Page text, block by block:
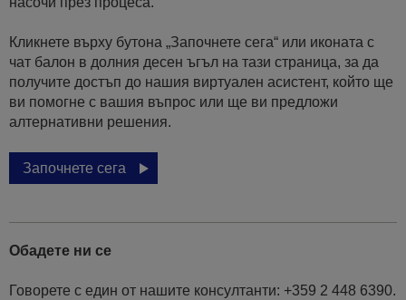
Кликнете върху бутона „Започнете сега“ или иконата с
чат балон в долния десен ъгъл на тази страница, за да
получите достъп до нашия виртуален асистент, който ще
ви помогне с вашия въпрос или ще ви предложи
алтернативни решения.
Започнете сега
Обадете ни се
Говорете с един от нашите консултанти: +359 2 448 6390.